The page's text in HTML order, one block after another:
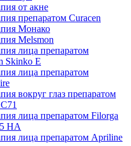
от акне
препаратом Curacen
Монако
Melsmon
лица препаратом
Skinko E
лица препаратом
вокруг глаз препаратом
лица препаратом Filorga
HA
лица препаратом Apriline